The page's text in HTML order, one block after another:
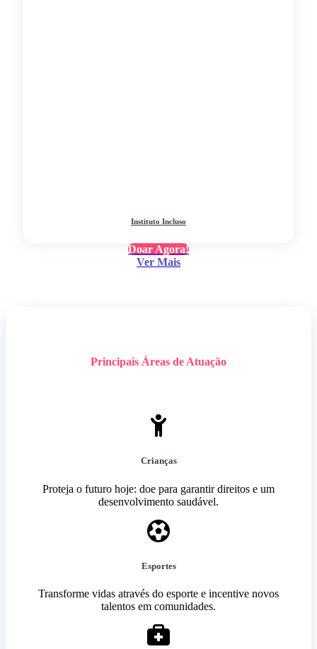
Instituto Incluso
Doar Agora!
Ver Mais
Principais Áreas de Atuação
Crianças
Proteja o futuro hoje: doe para garantir direitos e um
desenvolvimento saudável.
Esportes
Transforme vidas através do esporte e incentive novos
talentos em comunidades.